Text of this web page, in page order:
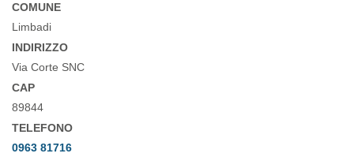
COMUNE
Limbadi
INDIRIZZO
Via Corte SNC
CAP
89844
TELEFONO
0963 81716